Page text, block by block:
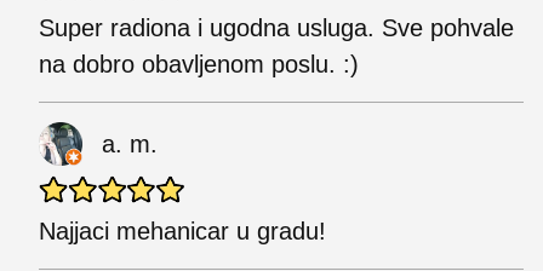
Super radiona i ugodna usluga. Sve pohvale
na dobro obavljenom poslu. :)
a. m.
Najjaci mehanicar u gradu!